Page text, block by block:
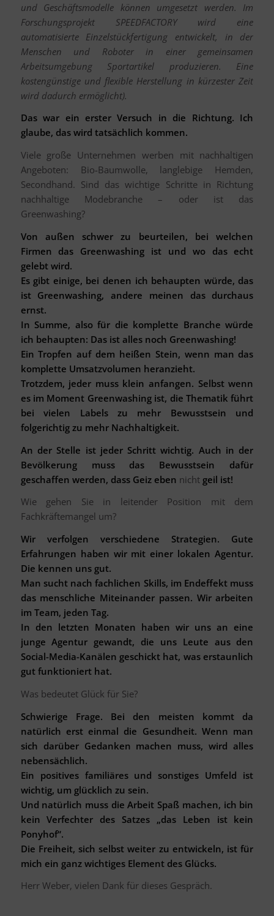
und Geschäftsmodelle können umgesetzt werden. Im
Forschungsprojekt SPEEDFACTORY wird eine
automatisierte Einzelstückfertigung entwickelt, in der
Menschen und Roboter in einer gemeinsamen
Arbeitsumgebung Sportartikel produzieren. Eine
kostengünstige und flexible Herstellung in kürzester Zeit
wird dadurch ermöglicht).
Das war ein erster Versuch in die Richtung. Ich
glaube, das wird tatsächlich kommen.
Viele große Unternehmen werben mit nachhaltigen
Angeboten: Bio-Baumwolle, langlebige Hemden,
Secondhand. Sind das wichtige Schritte in Richtung
nachhaltige Modebranche – oder ist das
Greenwashing?
Von außen schwer zu beurteilen, bei welchen
Firmen das Greenwashing ist und wo das echt
gelebt wird.
Es gibt einige, bei denen ich behaupten würde, das
ist Greenwashing, andere meinen das durchaus
ernst.
In Summe, also für die komplette Branche würde
ich behaupten: Das ist alles noch Greenwashing!
Ein Tropfen auf dem heißen Stein, wenn man das
komplette Umsatzvolumen heranzieht.
Trotzdem, jeder muss klein anfangen. Selbst wenn
es im Moment Greenwashing ist, die Thematik führt
bei vielen Labels zu mehr Bewusstsein und
folgerichtig zu mehr Nachhaltigkeit.
An der Stelle ist jeder Schritt wichtig. Auch in der
Bevölkerung muss das Bewusstsein dafür
geschaffen werden, dass Geiz eben nichtgeil ist!
Wie gehen Sie in leitender Position mit dem
Fachkräftemangel um?
Wir verfolgen verschiedene Strategien. Gute
Erfahrungen haben wir mit einer lokalen Agentur.
Die kennen uns gut.
Man sucht nach fachlichen Skills, im Endeffekt muss
das menschliche Miteinander passen. Wir arbeiten
im Team, jeden Tag.
In den letzten Monaten haben wir uns an eine
junge Agentur gewandt, die uns Leute aus den
Social-Media-Kanälen geschickt hat, was erstaunlich
gut funktioniert hat.
Was bedeutet Glück für Sie?
Schwierige Frage. Bei den meisten kommt da
natürlich erst einmal die Gesundheit. Wenn man
sich darüber Gedanken machen muss, wird alles
nebensächlich.
Ein positives familiäres und sonstiges Umfeld ist
wichtig, um glücklich zu sein.
Und natürlich muss die Arbeit Spaß machen, ich bin
kein Verfechter des Satzes „das Leben ist kein
Ponyhof“.
Die Freiheit, sich selbst weiter zu entwickeln, ist für
mich ein ganz wichtiges Element des Glücks.
Herr Weber, vielen Dank für dieses Gespräch.